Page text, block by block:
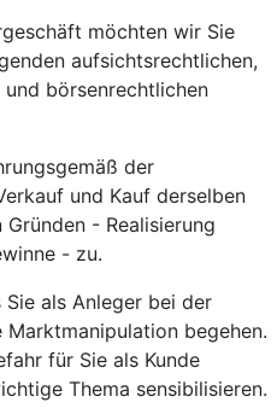
möchten wir Sie
aufsichtsrechtlichen,
börsenrechtlichen
der
und Kauf derselben
- Realisierung
- zu.
als Anleger bei der
begehen.
für Sie als Kunde
Thema sensibilisieren.